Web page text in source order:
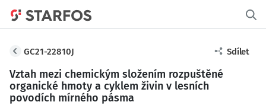
GC21-22810J Sdílet
Vztah mezi chemickým složením rozpuštěné
organické hmoty a cyklem živin v lesních
povodích mírného pásma